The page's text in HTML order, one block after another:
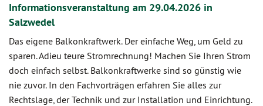
Informationsveranstaltung am 29.04.2026 in
Salzwedel
Das eigene Balkonkraftwerk. Der einfache Weg, um Geld zu
sparen. Adieu teure Stromrechnung! Machen Sie Ihren Strom
doch einfach selbst. Balkonkraftwerke sind so günstig wie
nie zuvor. In den Fachvorträgen erfahren Sie alles zur
Rechtslage, der Technik und zur Installation und Einrichtung.